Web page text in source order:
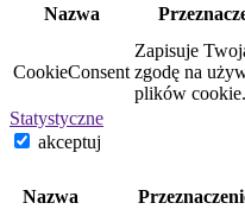
Nazwa
CookieConsent
Zapisuje
zgodę na
plików cookie.
Statystyczne
akceptuj
Nazwa